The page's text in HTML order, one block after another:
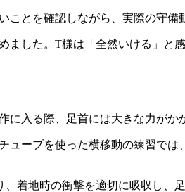
とを確認しながら、実際の守備
した。T様は「全然いける」と
入る際、足首には大きな力がか
ーブを使った横移動の練習で
着地時の衝撃を適切に吸収し、